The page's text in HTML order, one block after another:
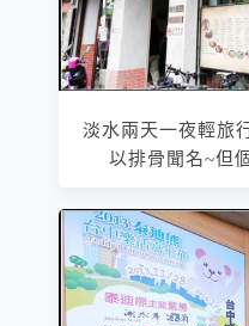
淡水兩天一夜輕旅
以排骨聞名~但